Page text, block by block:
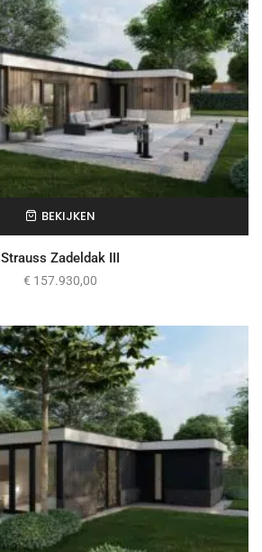
BEKIJKEN
Strauss Zadeldak III
€ 157.930,00